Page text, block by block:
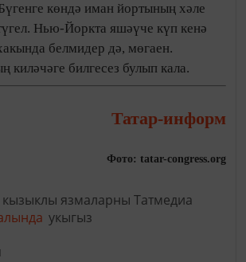
көндә иман йортының хәле
Нью-Йоркта яшәүче күп кенә
белмидер дә, мөгаен.
киләчәге билгесез булып кала.
Татар-информ
Фото: tatar-congress.org
язмаларны Татмедиа
укыгыз